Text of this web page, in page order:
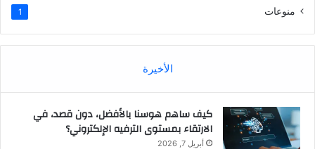
منوعات 1
الأخيرة
كيف ساهم هوسنا بالأفضل، دون قصد، في
الارتقاء بمستوى الترفيه الإلكتروني؟
أبريل 7, 2026